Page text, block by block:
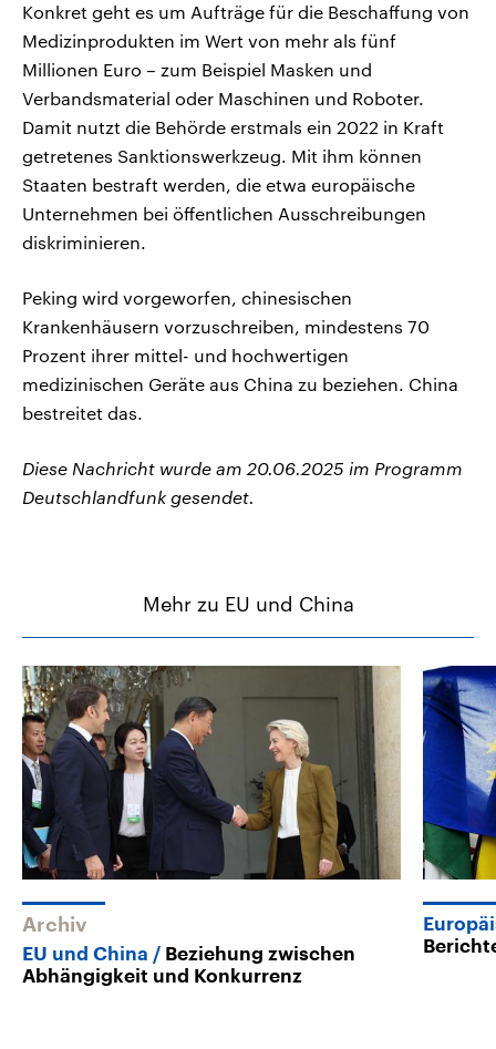
Konkret geht es um Aufträge für die Beschaffung von
Medizinprodukten im Wert von mehr als fünf
Millionen Euro – zum Beispiel Masken und
Verbandsmaterial oder Maschinen und Roboter.
Damit nutzt die Behörde erstmals ein 2022 in Kraft
getretenes Sanktionswerkzeug. Mit ihm können
Staaten bestraft werden, die etwa europäische
Unternehmen bei öffentlichen Ausschreibungen
diskriminieren.
Peking wird vorgeworfen, chinesischen
Krankenhäusern vorzuschreiben, mindestens 70
Prozent ihrer mittel- und hochwertigen
medizinischen Geräte aus China zu beziehen. China
bestreitet das.
Diese Nachricht wurde am 20.06.2025 im Programm
Deutschlandfunk gesendet.
Mehr zu EU und China
Archiv
EU und China
Beziehung zwischen
Abhängigkeit und Konkurrenz